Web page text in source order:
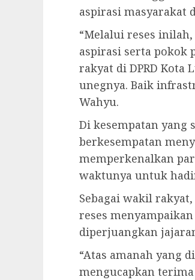
aspirasi masyarakat
“Melalui reses
aspirasi serta pokok
rakyat di DPRD Kota
unegnya. Baik
Wahyu.
Di kesempatan yang
berkesempatan
memperkenalkan
waktunya untuk
Sebagai wakil
reses
diperjuangkan
“Atas amanah yang
mengucapkan